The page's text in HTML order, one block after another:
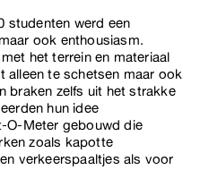
studenten werd een
ook enthousiasm.
het terrein en materiaal
alleen te schetsen maar ook
braken zelfs uit het strakke
hun idee
O-Meter gebouwd die
zoals kapotte
verkeerspaaltjes als voor